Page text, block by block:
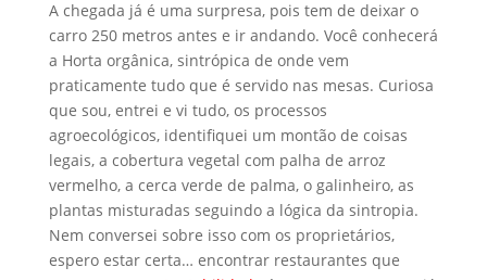
legais, a cobertura vegetal com palha de arroz
vermelho, a cerca verde de palma, o galinheiro, as
plantas misturadas seguindo a lógica da sintropia.
Nem conversei sobre isso com os proprietários,
espero estar certa… encontrar restaurantes que
pensem emsustentabilidadeé sempre um prazer, já
escrevemo sobre este tema.